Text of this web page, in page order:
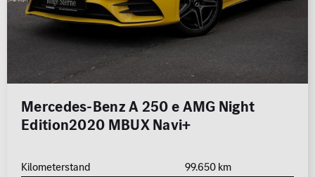
Mercedes-Benz A 250 e AMG Night
Edition2020 MBUX Navi+
Kilometerstand
99.650 km